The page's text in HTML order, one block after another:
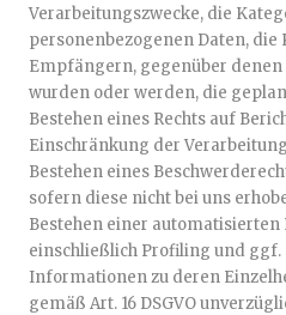
Verarbeitungszwecke, die
personenbezogenen Daten, die
Empfängern, gegenüber
wurden oder werden, die
Bestehen eines Rechts auf
Einschränkung der
Bestehen eines
sofern diese nicht bei uns
Bestehen einer
einschließlich Profiling und
Informationen zu deren
gemäß Art. 16 DSGVO